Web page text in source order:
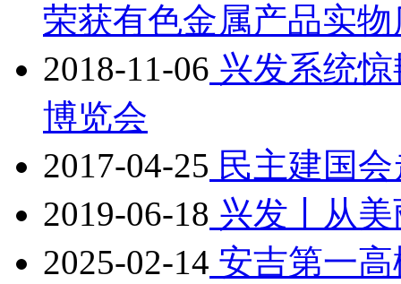
荣获有色金属产品实
2018-11-06 兴发系统
博览会
2017-04-25 民主建国
2019-06-18 兴发丨从
2025-02-14 安吉第一